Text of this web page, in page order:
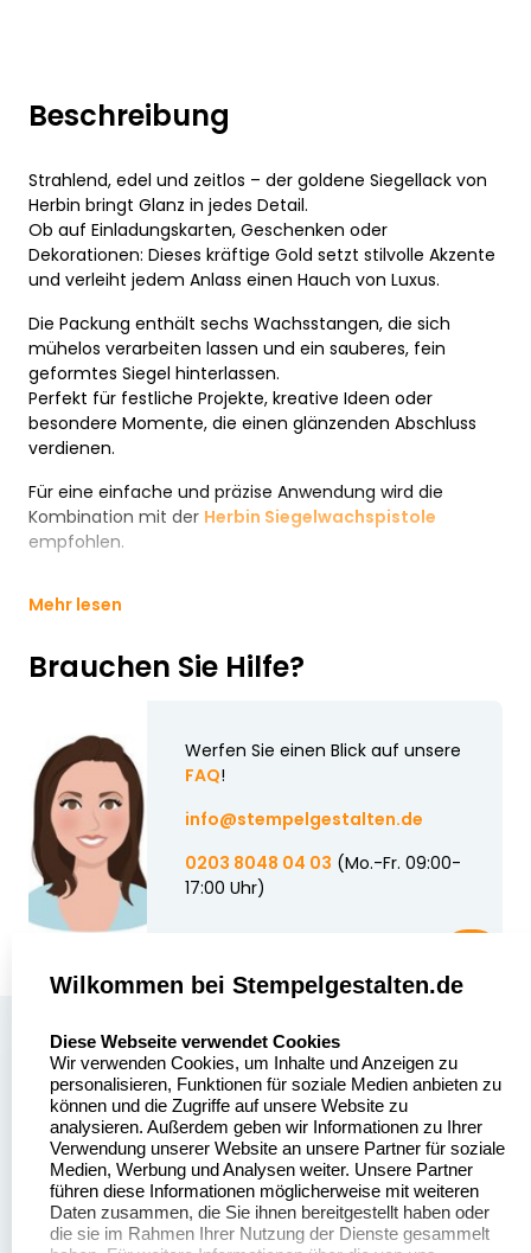
Beschreibung
Strahlend, edel und zeitlos – der goldene Siegellack von
Herbin bringt Glanz in jedes Detail.
Ob auf Einladungskarten, Geschenken oder
Dekorationen: Dieses kräftige Gold setzt stilvolle Akzente
und verleiht jedem Anlass einen Hauch von Luxus.
Die Packung enthält sechs Wachsstangen, die sich
mühelos verarbeiten lassen und ein sauberes, fein
geformtes Siegel hinterlassen.
Perfekt für festliche Projekte, kreative Ideen oder
besondere Momente, die einen glänzenden Abschluss
verdienen.
Für eine einfache und präzise Anwendung wird die
Kombination mit der Herbin Siegelwachspistole
empfohlen.
Mehr lesen
Brauchen Sie Hilfe?
Werfen Sie einen Blick auf unsere
FAQ!
info@stempelgestalten.de
0203 8048 04 03 (Mo.-Fr. 09:00-
17:00 Uhr)
Stempelgestalten.de
Asterlager Straße 97
47228 Duisburg
Deutschland
Über uns
Sitemap
Alle
Stempelinformationen
Wilkommen bei Stempelgestalten.de
Diese Webseite verwendet Cookies
Wir verwenden Cookies, um Inhalte und Anzeigen zu
personalisieren, Funktionen für soziale Medien anbieten zu
können und die Zugriffe auf unsere Website zu
analysieren. Außerdem geben wir Informationen zu Ihrer
Verwendung unserer Website an unsere Partner für soziale
Medien, Werbung und Analysen weiter. Unsere Partner
führen diese Informationen möglicherweise mit weiteren
Daten zusammen, die Sie ihnen bereitgestellt haben oder
die sie im Rahmen Ihrer Nutzung der Dienste gesammelt